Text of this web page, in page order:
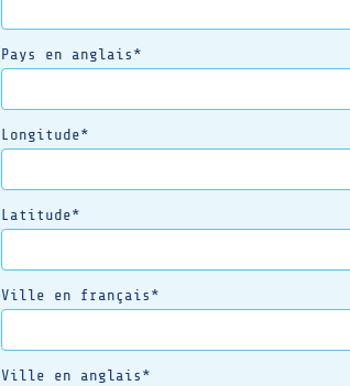
Pays en anglais*
Longitude*
Latitude*
Ville en français*
Ville en anglais*